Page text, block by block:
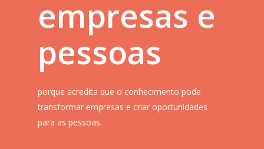
empresas e
pessoas
porque acredita que o conhecimento pode
transformar empresas e criar oportunidades
para as pessoas.